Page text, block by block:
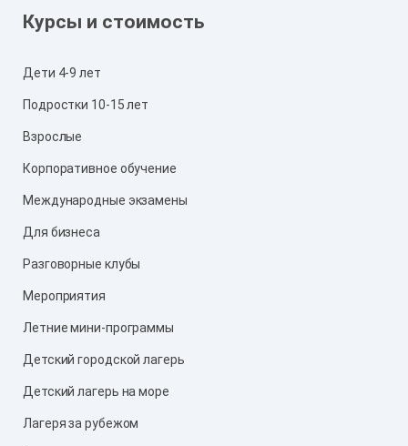
Курсы и стоимость
Дети 4-9 лет
Подростки 10-15 лет
Взрослые
Корпоративное обучение
Международные экзамены
Для бизнеса
Разговорные клубы
Мероприятия
Летние мини-программы
Детский городской лагерь
Детский лагерь на море
Лагеря за рубежом